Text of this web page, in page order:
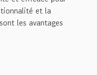
et la
les avantages